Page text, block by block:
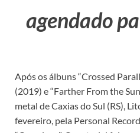
agendado
Após os álbuns “Crossed
(2019) e “Farther From the
metal de Caxias do Sul (RS),
fevereiro, pela Personal